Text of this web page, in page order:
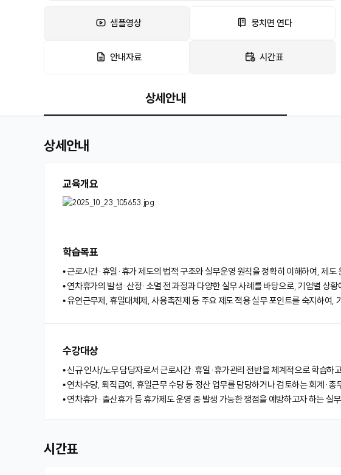
샘플영상 뭉치면 연다
안내자료 시간표
상세안내
상세안내
교육개요
학습목표
• 근로시간·휴일·휴가 제도의 법적 구조와 실무운영 원칙을 정확히 이해하여, 제
• 연차휴가의 발생·산정·소멸 전 과정과 다양한 실무 사례를 바탕으로, 기업별 상
• 유연근무제, 휴일대체제, 사용촉진제 등 주요 제도 적용 실무 포인트를 숙지하여
수강대상
• 신규 인사/노무 담당자로서 근로시간·휴일·휴가관리 전반을 체계적으로 학습하
• 연차수당, 퇴직급여, 휴일근무 수당 등 정산 업무를 담당하거나 검토하는 회계·총
• 연차휴가·출산휴가 등 휴가제도 운영 중 발생 가능한 쟁점을 예방하고자 하는 실
시간표